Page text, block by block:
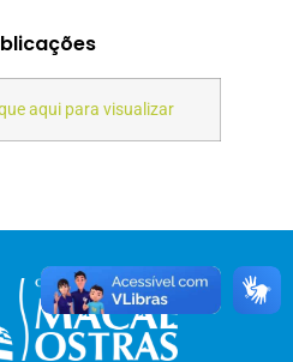
aqui para visualizar